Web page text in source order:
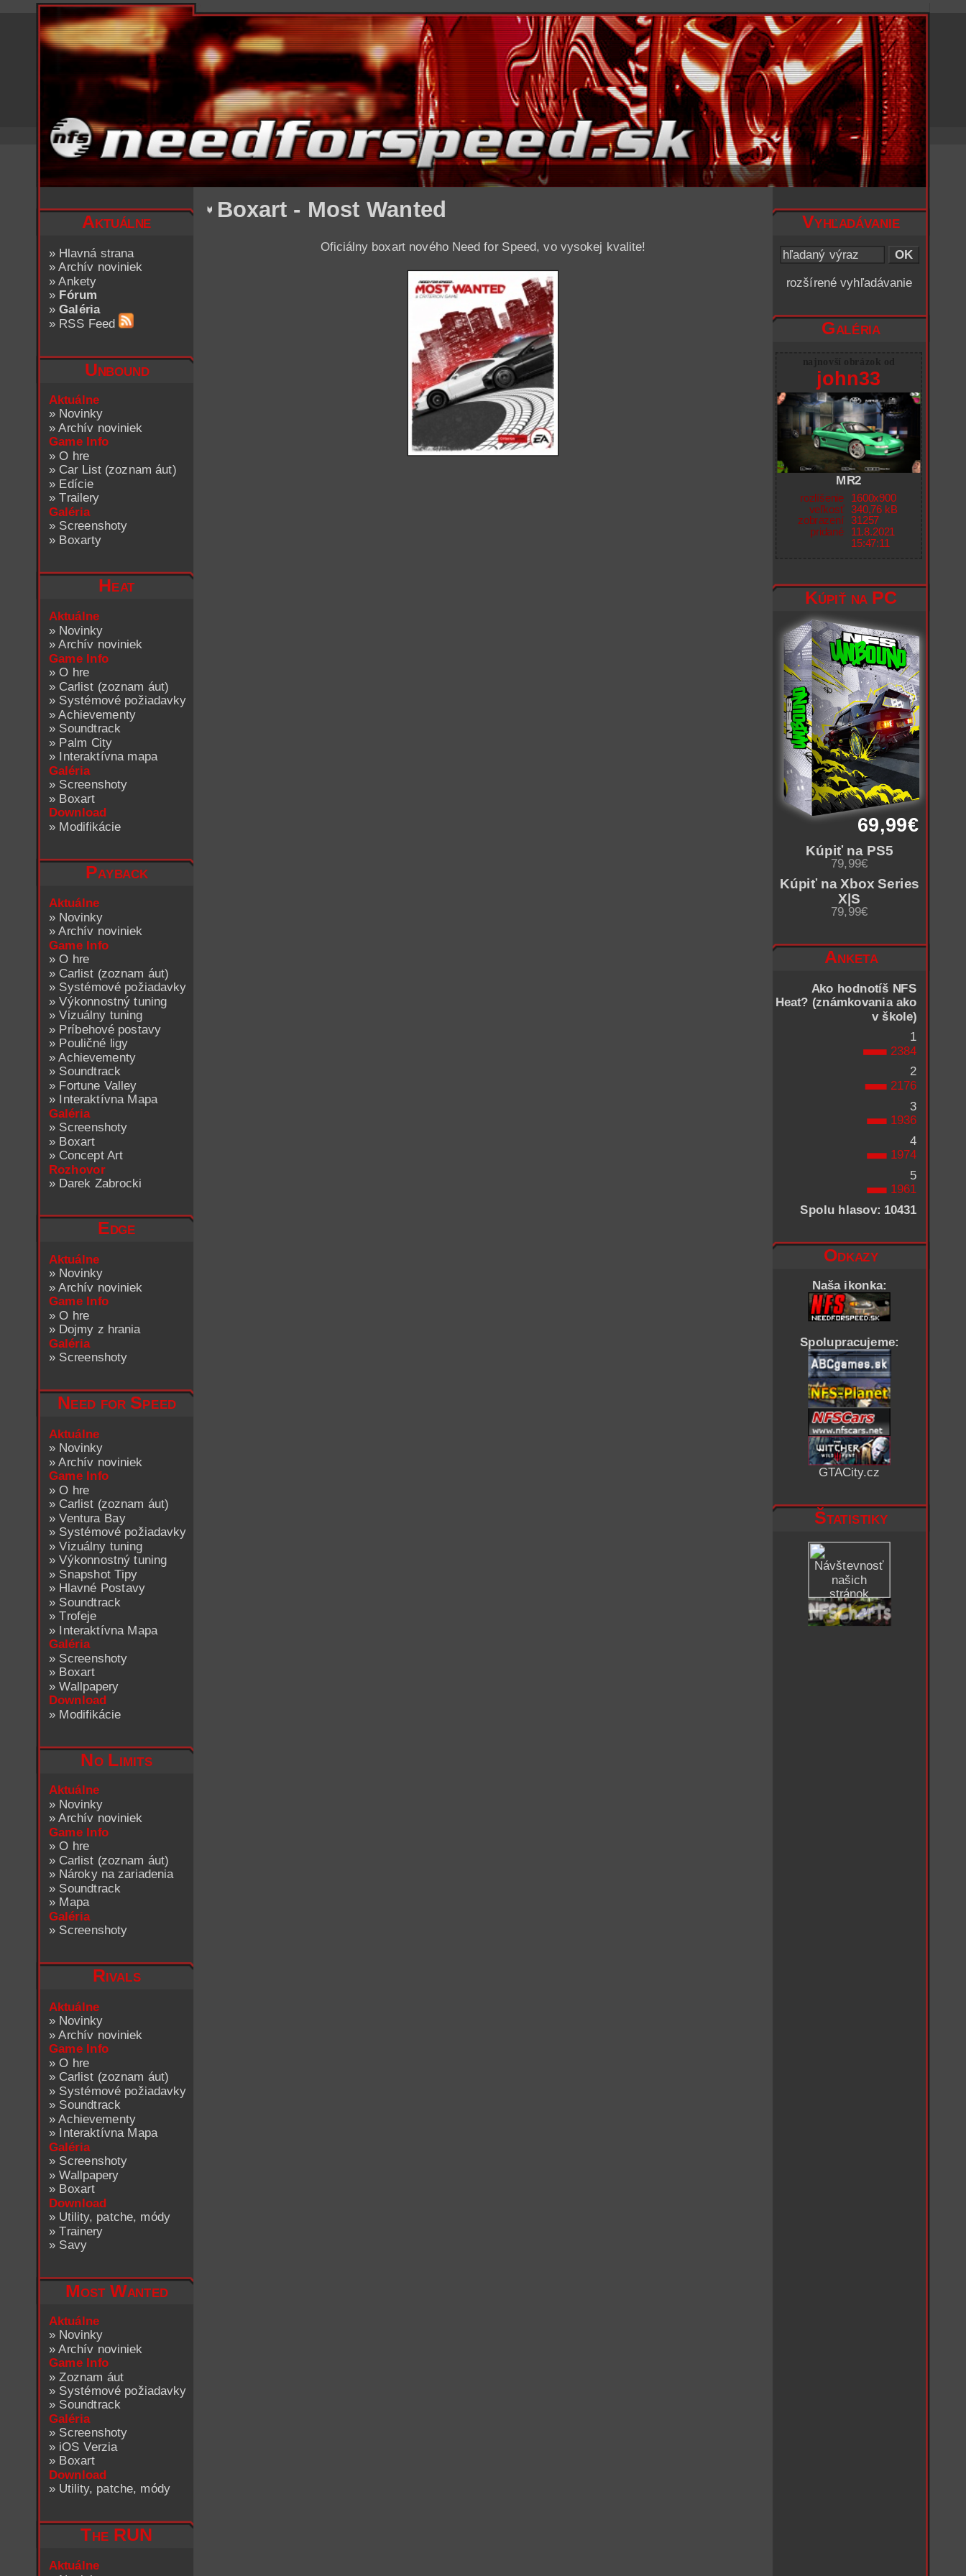
Aktuálne
» Hlavná strana
»Archív noviniek
»Ankety
» Fórum
»Galéria
» RSS Feed
Unbound
Aktuálne
» Novinky
»Archív noviniek
Game Info
»O hre
» Car List (zoznam áut)
» Edície
»Trailery
Galéria
» Screenshoty
» Boxarty
Heat
Aktuálne
» Novinky
»Archív noviniek
Game Info
»O hre
» Carlist (zoznam áut)
» Systémové požiadavky
»Achievementy
» Soundtrack
» Palm City
» Interaktívna mapa
Galéria
» Screenshoty
» Boxart
Download
» Modifikácie
Payback
Aktuálne
» Novinky
»Archív noviniek
Game Info
»O hre
» Carlist (zoznam áut)
» Systémové požiadavky
»Výkonnostný tuning
»Vizuálny tuning
» Príbehové postavy
» Pouličné ligy
»Achievementy
» Soundtrack
» Fortune Valley
» Interaktívna Mapa
Galéria
» Screenshoty
» Boxart
» Concept Art
Rozhovor
» Darek Zabrocki
Edge
Aktuálne
» Novinky
»Archív noviniek
Game Info
»O hre
» Dojmy z hrania
Galéria
» Screenshoty
Need for Speed
Aktuálne
» Novinky
»Archív noviniek
Game Info
»O hre
» Carlist (zoznam áut)
»Ventura Bay
» Systémové požiadavky
»Vizuálny tuning
»Výkonnostný tuning
» Snapshot Tipy
» Hlavné Postavy
» Soundtrack
»Trofeje
» Interaktívna Mapa
Galéria
» Screenshoty
» Boxart
»Wallpapery
Download
» Modifikácie
No Limits
Aktuálne
» Novinky
»Archív noviniek
Game Info
»O hre
» Carlist (zoznam áut)
» Nároky na zariadenia
» Soundtrack
» Mapa
Galéria
» Screenshoty
Rivals
Aktuálne
» Novinky
»Archív noviniek
Game Info
»O hre
» Carlist (zoznam áut)
» Systémové požiadavky
» Soundtrack
»Achievementy
» Interaktívna Mapa
Galéria
» Screenshoty
»Wallpapery
» Boxart
Download
» Utility, patche, módy
»Trainery
» Savy
Most Wanted
Aktuálne
» Novinky
»Archív noviniek
Game Info
»Zoznam áut
» Systémové požiadavky
» Soundtrack
Galéria
» Screenshoty
» iOS Verzia
» Boxart
Download
» Utility, patche, módy
The RUN
Aktuálne
Vyhľadávanie
rozšírené vyhľadávanie
Galéria
john33
MR2
rozlíšenie
veľkosť
zobrazení
pridané
1600x900
340,76 kB
31257
11.8.2021
15:47:11
Kúpiť na PC
69,99€
Kúpiť na PS5
79,99€
Kúpiť na Xbox Series
X|S
79,99€
Anketa
Ako hodnotíš NFS
Heat? (známkovania ako
v škole)
1
2384
2
2176
3
1936
4
1974
5
1961
Spolu hlasov: 10431
Odkazy
Naša ikonka:
Spolupracujeme:
GTACity.cz
Štatistiky
Boxart - Most Wanted
Oficiálny boxart nového Need for Speed, vo vysokej kvalite!